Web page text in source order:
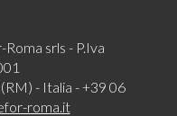
srls - P.Iva
- Italia - +39 06
roma.it